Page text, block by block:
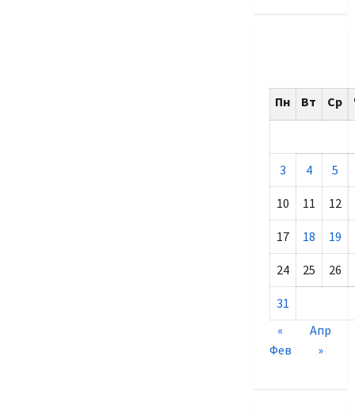
Пн Вт Ср
3 4 5
10 11 12
17 18 19
24 25 26
31
«
Фев
Апр
»